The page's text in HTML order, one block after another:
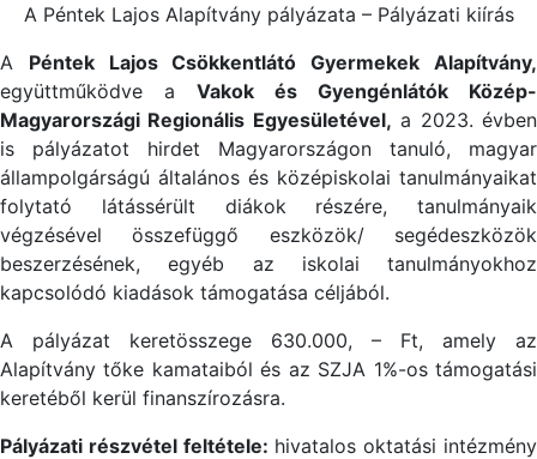
A Péntek Lajos Alapítvány pályázata – Pályázati kiírás
A Péntek Lajos Csökkentlátó Gyermekek Alapítvány,
együttműködve a Vakok és Gyengénlátók Közép-
Magyarországi Regionális Egyesületével, a 2023. évben
is pályázatot hirdet Magyarországon tanuló, magyar
állampolgárságú általános és középiskolai tanulmányaikat
folytató látássérült diákok részére, tanulmányaik
végzésével összefüggő eszközök/ segédeszközök
beszerzésének, egyéb az iskolai tanulmányokhoz
kapcsolódó kiadások támogatása céljából.
A pályázat keretösszege 630.000, – Ft, amely az
Alapítvány tőke kamataiból és az SZJA 1%-os támogatási
keretéből kerül finanszírozásra.
Pályázati részvétel feltétele: hivatalos oktatási intézmény